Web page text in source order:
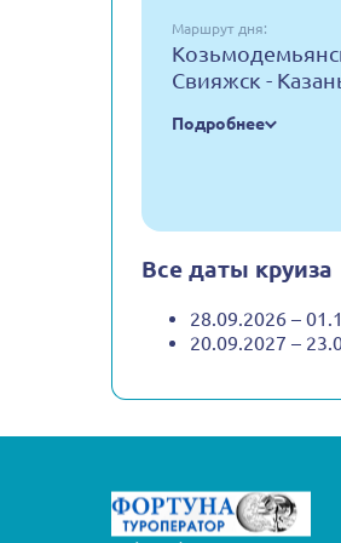
Маршрут дня:
Свияжск -
Подробнее
Все даты круиза
28.09.2026 –
20.09.2027 –